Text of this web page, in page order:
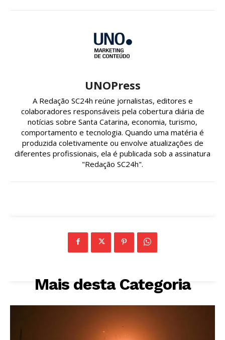
UNOPress
A Redação SC24h reúne jornalistas, editores e
colaboradores responsáveis pela cobertura diária de
notícias sobre Santa Catarina, economia, turismo,
comportamento e tecnologia. Quando uma matéria é
produzida coletivamente ou envolve atualizações de
diferentes profissionais, ela é publicada sob a assinatura
"Redação SC24h".
Mais desta Categoria